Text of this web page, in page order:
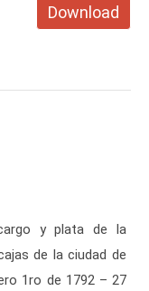
Download
y plata de la
de la ciudad de
1ro de 1792 – 27